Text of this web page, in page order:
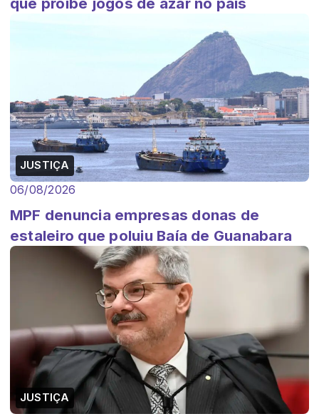
JUSTIÇA
06/08/2026
MPF denuncia empresas donas de
estaleiro que poluiu Baía de Guanabara
JUSTIÇA